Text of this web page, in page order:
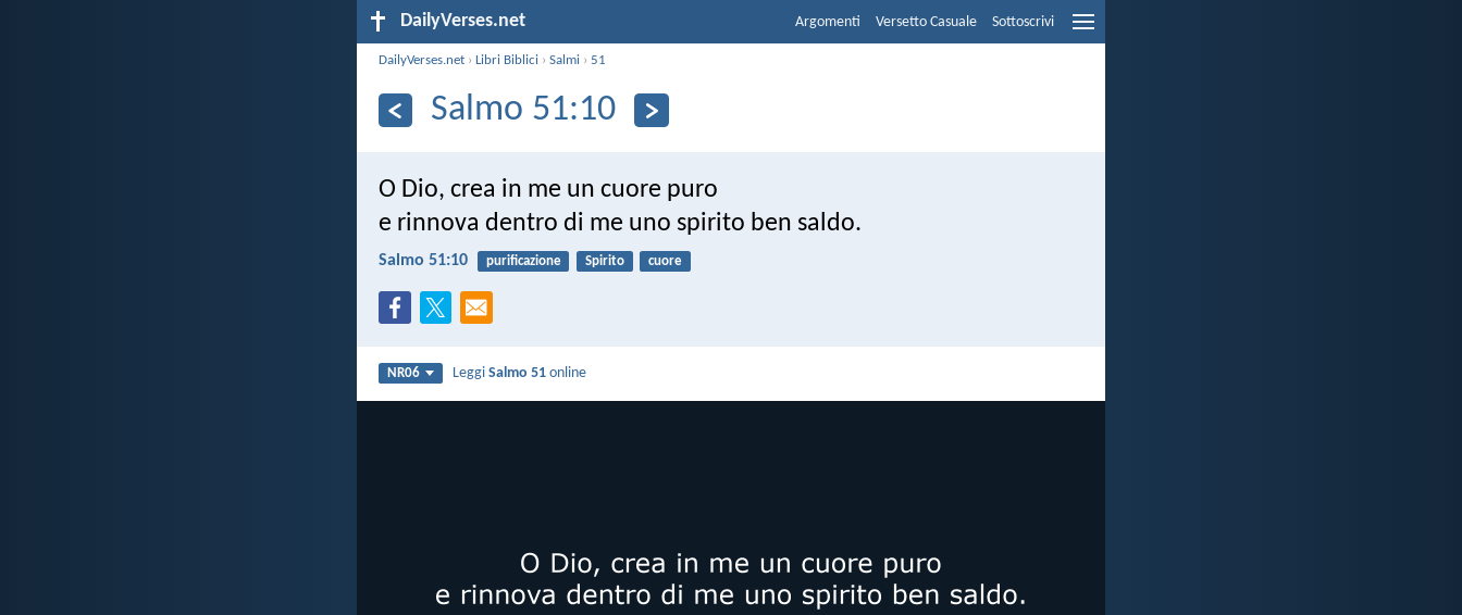
DailyVerses.net Argomenti Versetto Casuale Sottoscrivi
DailyVerses.net ›Libri Biblici ›Salmi ›51
Salmo 51:10
O Dio, crea in me un cuore puro
e rinnova dentro di me uno spirito ben saldo.
Salmo 51:10 purificazione Spirito cuore
NR06 LeggiSalmo 51 online